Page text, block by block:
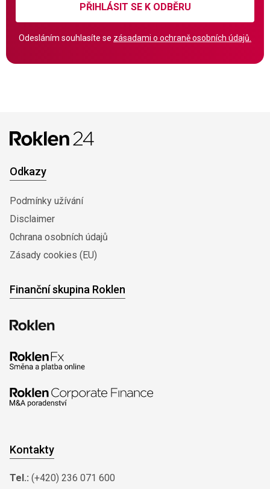
PŘIHLÁSIT SE K ODBĚRU
Odesláním souhlasíte se zásadami o ochraně osobních údajů.
Odkazy
Podmínky užívání
Disclaimer
0chrana osobních údajů
Zásady cookies (EU)
Finanční skupina Roklen
Kontakty
Tel.: (+420) 236 071 600